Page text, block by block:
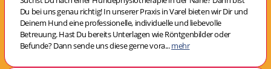
Du bei uns genau richtig! In unserer Praxis in Varel bieten wir Dir und
Deinem Hund eine professionelle, individuelle und liebevolle
Betreuung. Hast Du bereits Unterlagen wie Röntgenbilder oder
Befunde? Dann sende uns diese gerne vora...mehr